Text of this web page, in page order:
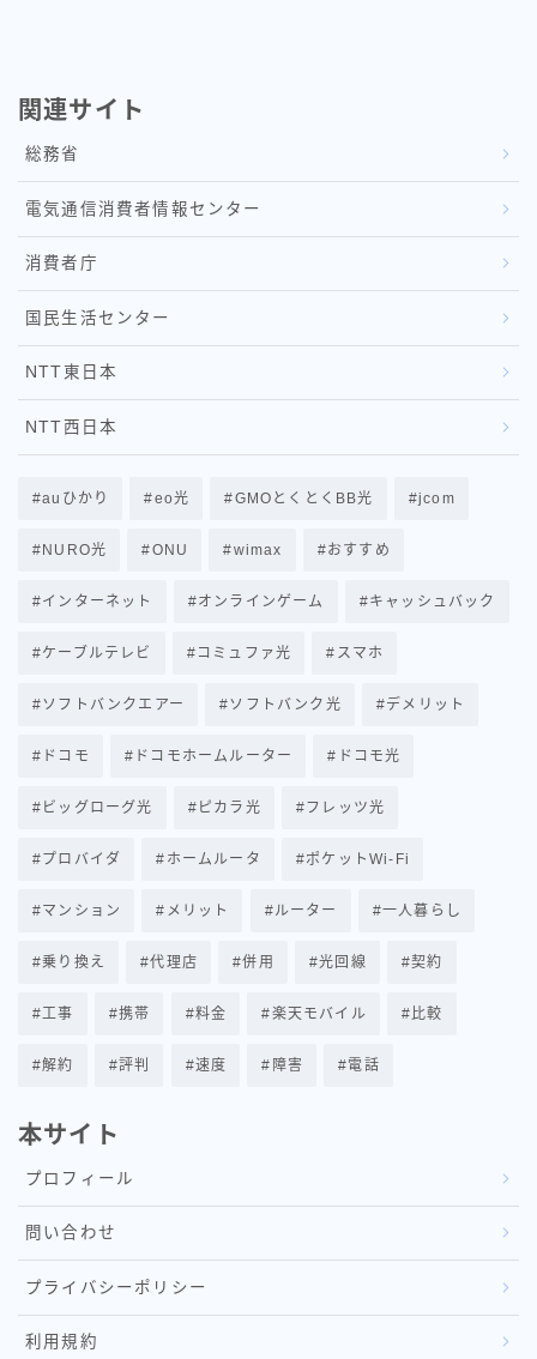
インターネット豆知識
コミュファ光（中部の方）
ソフトバンクエアー
ソフトバンク光（全国）
ドコモホームルーター
ドコモ光
ビッグローブ光
WIMAX×光回線、楽天モバイル 3つを利用！
情報セキュリティマネジメント
安くて速いネット回線を探すのが好きです♪
いです。
にでもしてください。
プロフィールを読む
関連サイト
総務省
電気通信消費者情報センター
消費者庁
国民生活センター
NTT東日本
NTT西日本
auひかり eo光 GMOとくとくBB光 jcom
NURO光 ONU wimax おすすめ
インターネット オンラインゲーム キャッシュバック
ケーブルテレビ コミュファ光 スマホ
ソフトバンクエアー ソフトバンク光 デメリット
ドコモ ドコモホームルーター ドコモ光
ビッグローグ光 ピカラ光 フレッツ光
プロバイダ ホームルータ ポケットWi-Fi
マンション メリット ルーター 一人暮らし
乗り換え 代理店 併用 光回線 契約
工事 携帯 料金 楽天モバイル 比較
解約 評判 速度 障害 電話
本サイト
プロフィール
問い合わせ
プライバシーポリシー
利用規約